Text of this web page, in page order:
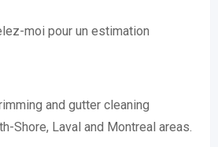
moi pour un estimation
and gutter cleaning
Shore, Laval and Montreal areas.